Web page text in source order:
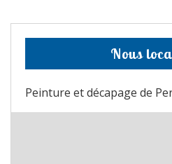
Nous
Peinture et décapage de